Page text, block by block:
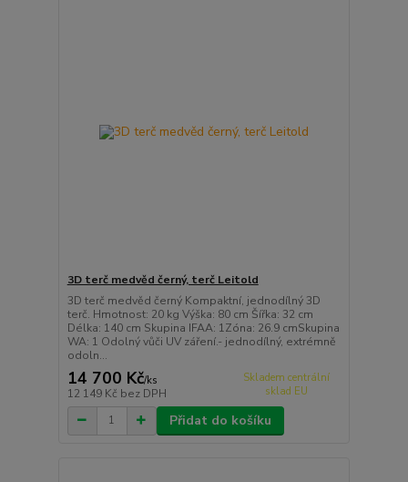
3D terč medvěd černý, terč Leitold
3D terč medvěd černý Kompaktní, jednodílný 3D
terč. Hmotnost: 20 kg Výška: 80 cm Šířka: 32 cm
Délka: 140 cm Skupina IFAA: 1Zóna: 26.9 cmSkupina
WA: 1 Odolný vůči UV záření.- jednodílný, extrémně
odoln...
14 700 Kč/ks
12 149 Kč bez DPH
Skladem centrální
sklad EU
Přidat do košíku